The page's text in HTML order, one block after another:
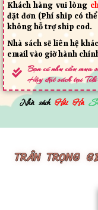
Khách hàng vui lòng
đặt đơn (Phí ship có
không hỗ trợ ship cod.
Nhà sách sẽ liên hệ
email vào giờ hành
Bạn có nhu cầu mua
Hãy đặt sách tại
Nhà sách Hải Hà
TRÂN TRỌNG